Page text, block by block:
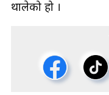
थालेको हो ।